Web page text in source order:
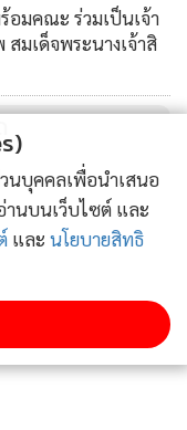
มคณะ ร่วมเป็นเจ้า
มเด็จพระนางเจ้าสิ
นบุคคลเพื่อนำเสนอ
นบนเว็บไซต์ และ
และ นโยบายสิทธิ